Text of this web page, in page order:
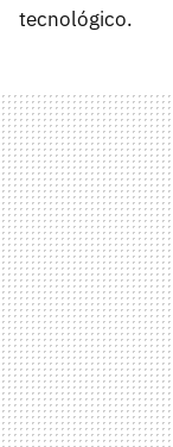
tecnológico.